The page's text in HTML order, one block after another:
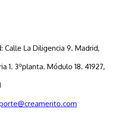
Calle La Diligencia 9. Madrid,
1. 3ºplanta. Módulo 18. 41927,